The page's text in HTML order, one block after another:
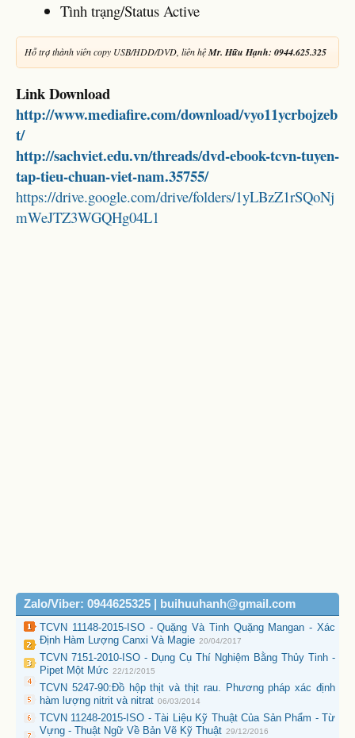
Tình trạng/Status Active
Hỗ trợ thành viên copy USB/HDD/DVD, liên hệMr. Hữu Hạnh: 0944.625.325
Link Download
http://www.mediafire.com/download/vyo11ycrbojzeb
t/
http://sachviet.edu.vn/threads/dvd-ebook-tcvn-tuyen-
tap-tieu-chuan-viet-nam.35755/
https://drive.google.com/drive/folders/1yLBzZ1rSQoNj
mWeJTZ3WGQHg04L1
Zalo/Viber: 0944625325 | buihuuhanh@gmail.com
TCVN 11148-2015-ISO - Quặng Và Tinh Quặng Mangan - Xác
Định Hàm Lượng Canxi Và Magie 20/04/2017
TCVN 7151-2010-ISO - Dụng Cụ Thí Nghiệm Bằng Thủy Tinh -
Pipet Một Mức 22/12/2015
TCVN 5247-90:Đồ hộp thịt và thịt rau. Phương pháp xác định
hàm lượng nitrit và nitrat 06/03/2014
TCVN 11248-2015-ISO - Tài Liệu Kỹ Thuật Của Sản Phẩm - Từ
Vựng - Thuật Ngữ Về Bản Vẽ Kỹ Thuật 29/12/2016